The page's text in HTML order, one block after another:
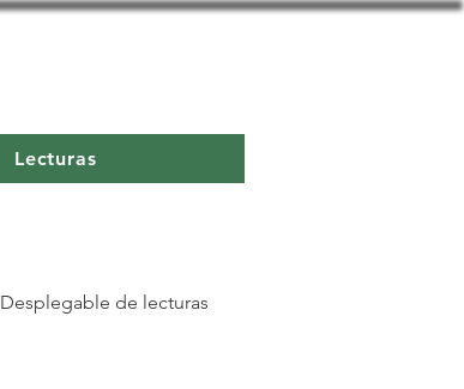
Lecturas
Desplegable de lecturas